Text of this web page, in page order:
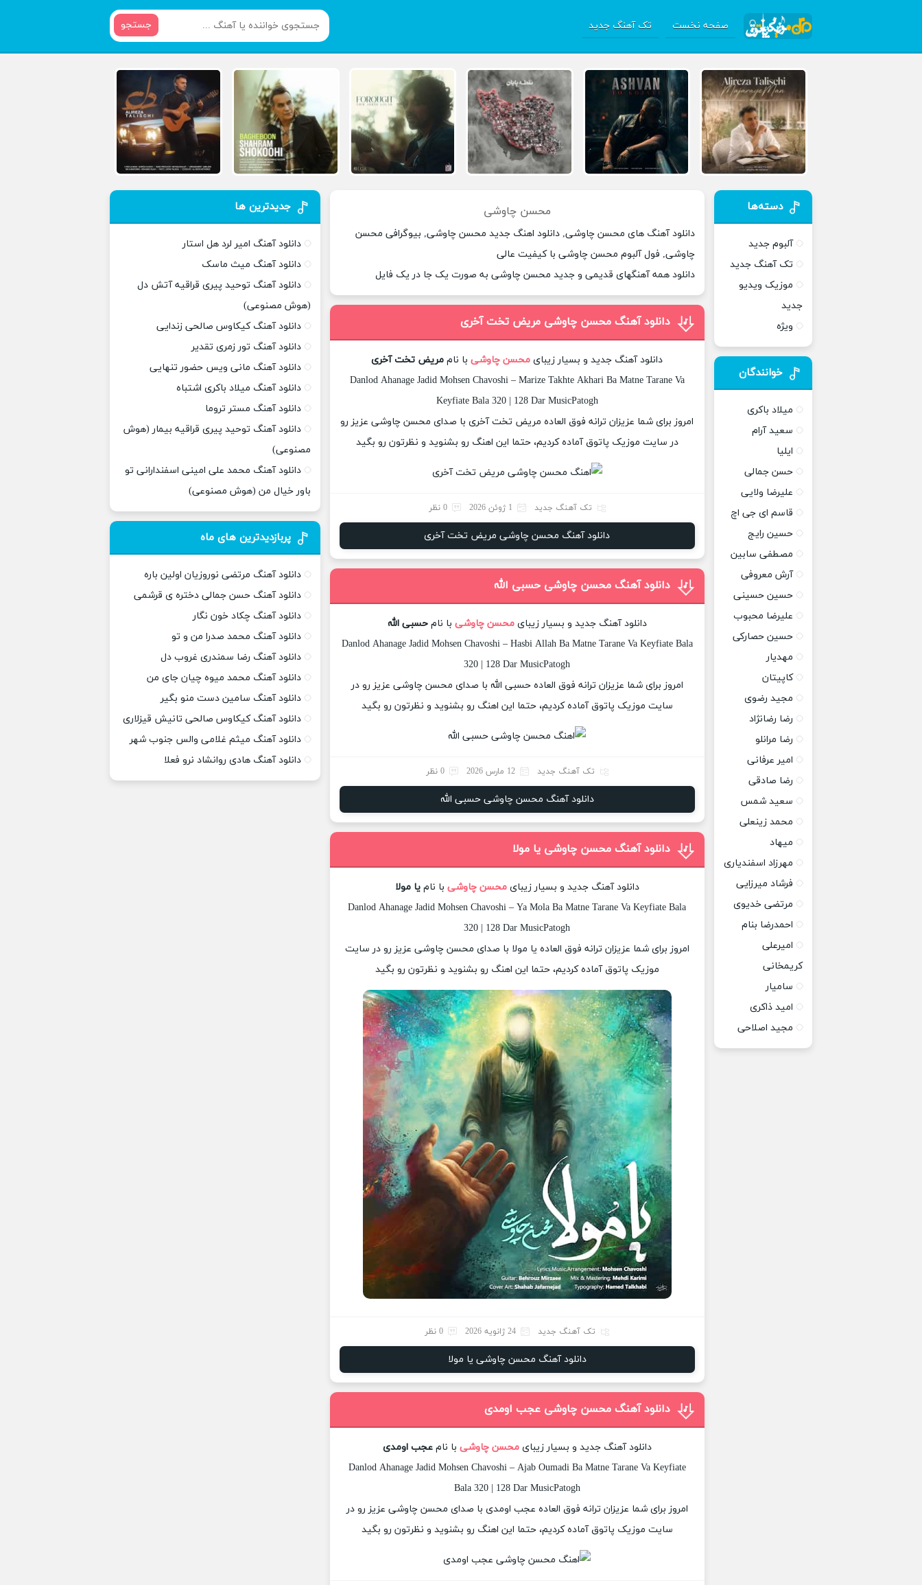
صفحه نخست تک آهنگ جدید جستجو
محسن چاوشی
دانلود آهنگ های محسن چاوشی, دانلود اهنگ جدید محسن چاوشی, بیوگرافی محسن
چاوشی, فول آلبوم محسن چاوشی با کیفیت عالی
دانلود همه آهنگهای قدیمی و جدید محسن چاوشی به صورت یک جا در یک فایل
دانلود آهنگ محسن چاوشی مریض تخت آخری
دانلود آهنگ جدید و بسیار زیبای محسن چاوشیبا نام مریض تخت آخری
Danlod Ahanage Jadid Mohsen Chavoshi – Marize Takhte Akhari Ba Matne Tarane Va
Keyfiate Bala 320 | 128 Dar MusicPatogh
امروز برای شما عزیزان ترانه فوق العاده مریض تخت آخری با صدای محسن چاوشی عزیز رو
در سایت موزیک پاتوق آماده کردیم، حتما این اهنگ رو بشنوید و نظرتون رو بگید
تک آهنگ جدید 1 ژوئن 2026 0 نظر
دانلود آهنگ محسن چاوشی مریض تخت آخری
دانلود آهنگ محسن چاوشی حسبی الله
دانلود آهنگ جدید و بسیار زیبایمحسن چاوشی با نامحسبی الله
Danlod Ahanage Jadid Mohsen Chavoshi – Hasbi Allah Ba Matne Tarane Va Keyfiate Bala
320 | 128 Dar MusicPatogh
امروز برای شما عزیزان ترانه فوق العاده حسبی الله با صدای محسن چاوشی عزیز رو در
سایت موزیک پاتوق آماده کردیم، حتما این اهنگ رو بشنوید و نظرتون رو بگید
تک آهنگ جدید 12 مارس 2026 0 نظر
دانلود آهنگ محسن چاوشی حسبی الله
دانلود آهنگ محسن چاوشی یا مولا
دانلود آهنگ جدید و بسیار زیبایمحسن چاوشی با نامیا مولا
Danlod Ahanage Jadid Mohsen Chavoshi – Ya Mola Ba Matne Tarane Va Keyfiate Bala
320 | 128 Dar MusicPatogh
امروز برای شما عزیزان ترانه فوق العاده یا مولا با صدای محسن چاوشی عزیز رو در سایت
موزیک پاتوق آماده کردیم، حتما این اهنگ رو بشنوید و نظرتون رو بگید
تک آهنگ جدید 24 ژانویه 2026 0 نظر
دانلود آهنگ محسن چاوشی یا مولا
دانلود آهنگ محسن چاوشی عجب اومدی
دانلود آهنگ جدید و بسیار زیبایمحسن چاوشی با نامعجب اومدی
Danlod Ahanage Jadid Mohsen Chavoshi – Ajab Oumadi Ba Matne Tarane Va Keyfiate
Bala 320 | 128 Dar MusicPatogh
امروز برای شما عزیزان ترانه فوق العاده عجب اومدی با صدای محسن چاوشی عزیز رو در
سایت موزیک پاتوق آماده کردیم، حتما این اهنگ رو بشنوید و نظرتون رو بگید
دسته‌ها
آلبوم جدید
تک آهنگ جدید
موزیک ویدیو
جدید
ویژه
خوانندگان
میلاد باکری
سعید آرام
ایلیا
حسن جمالی
علیرضا ولایی
قاسم ای جی اچ
حسین رایج
مصطفی سابین
آرش معروفی
حسین حسینی
علیرضا محبوب
حسین حصارکی
مهدیار
کاپیتان
مجید رضوی
رضا رضانژاد
رضا مرانلو
امیر عرفانی
رضا صادقی
سعید شمس
محمد زینعلی
میهاد
مهرزاد اسفندیاری
فرشاد میرزایی
مرتضی خدیوی
احمدرضا بنام
امیرعلی
کریمخانی
سامیار
امید ذاکری
مجید اصلاحی
جدیدترین ها
دانلود آهنگ امیر لرد هل استار
دانلود آهنگ میث ماسک
دانلود آهنگ توحید پیری قراقیه آتش دل
(هوش مصنوعی)
دانلود آهنگ کیکاوس صالحی زندایی
دانلود آهنگ تور زمری تقدیر
دانلود آهنگ مانی ویس حضور تنهایی
دانلود آهنگ میلاد باکری اشتباه
دانلود آهنگ مستر تروما
دانلود آهنگ توحید پیری قراقیه بیمار (هوش
مصنوعی)
دانلود آهنگ محمد علی امینی اسفندارانی تو
باور خیال من (هوش مصنوعی)
پربازدیدترین های ماه
دانلود آهنگ مرتضی نوروزیان اولین باره
دانلود آهنگ حسن جمالی دختره ی قرشمی
دانلود آهنگ چکاد خون نگار
دانلود آهنگ محمد صدرا من و تو
دانلود آهنگ رضا سمندری غروب دل
دانلود آهنگ محمد میوه چیان جای من
دانلود آهنگ سامین دست منو بگیر
دانلود آهنگ کیکاوس صالحی تانیش قیزلاری
دانلود آهنگ میثم غلامی والس جنوب شهر
دانلود آهنگ هادی روانشاد نرو فعلا